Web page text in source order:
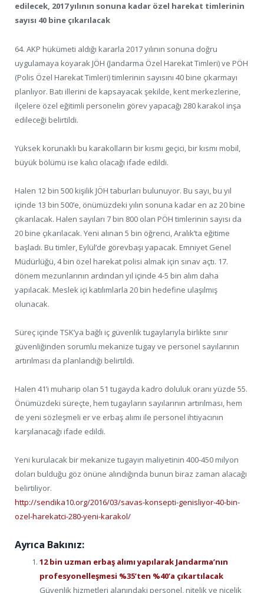
edilecek, 2017 yılının sonuna kadar özel harekat timlerinin
sayısı 40 bine çıkarılacak
64. AKP hükümeti aldığı kararla 2017 yılının sonuna doğru
uygulamaya koyarak JÖH (Jandarma Özel Harekat Timleri) ve PÖH
(Polis Özel Harekat Timleri) timlerinin sayısını 40 bine çıkarmayı
planlıyor. Batı illerini de kapsayacak şekilde, kent merkezlerine,
ilçelere özel eğitimli personelin görev yapacağı 280 karakol inşa
edileceği belirtildi.
Yüksek korunaklı bu karakolların bir kısmı geçici, bir kısmı mobil,
büyük bölümü ise kalıcı olacağı ifade edildi.
Halen 12 bin 500 kişilik JÖH taburları bulunuyor. Bu sayı, bu yıl
içinde 13 bin 500’e, önümüzdeki yılın sonuna kadar en az 20 bine
çıkarılacak. Halen sayıları 7 bin 800 olan PÖH timlerinin sayısı da
20 bine çıkarılacak. Yeni alınan 5 bin öğrenci, Aralık’ta eğitime
başladı. Bu timler, Eylül’de görevbaşı yapacak. Emniyet Genel
Müdürlüğü, 4 bin özel harekat polisi almak için sınav açtı. 17.
dönem mezunlarının ardından yıl içinde 4-5 bin alım daha
yapılacak. Meslek içi katılımlarla 20 bin hedefine ulaşılmış
olunacak.
Süreç içinde TSK’ya bağlı iç güvenlik tugaylarıyla birlikte sınır
güvenliğinden sorumlu mekanize tugay ve personel sayılarının
artırılması da planlandığı belirtildi.
Halen 41’i muharip olan 51 tugayda kadro doluluk oranı yüzde 55.
Önümüzdeki süreçte, hem tugayların sayılarının artırılması, hem
de yeni sözleşmeli er ve erbaş alımı ile personel ihtiyacının
karşılanacağı ifade edildi.
Yeni kurulacak bir mekanize tugayın maliyetinin 400-450 milyon
doları bulduğu göz önüne alındığında bunun biraz zaman alacağı
belirtiliyor.
http://sendika10.org/2016/03/savas-konsepti-genisliyor-40-bin-
ozel-harekatci-280-yeni-karakol/
Ayrıca Bakınız:
12 bin uzman erbaş alımı yapılarak Jandarma’nın
profesyonelleşmesi %35’ten %40’a çıkartılacak
Güvenlik hizmetleri alanındaki personel, nitelik ve nicelik